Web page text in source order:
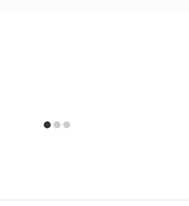
itemitemitem